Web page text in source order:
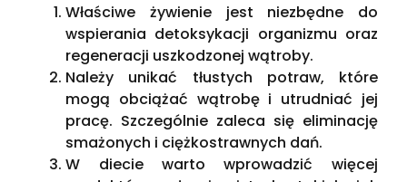
Właściwe żywienie jest niezbędne do
wspierania detoksykacji organizmu oraz
regeneracji uszkodzonej wątroby.
Należy unikać tłustych potraw, które
mogą obciążać wątrobę i utrudniać jej
pracę. Szczególnie zaleca się eliminację
smażonych i ciężkostrawnych dań.
W diecie warto wprowadzić więcej